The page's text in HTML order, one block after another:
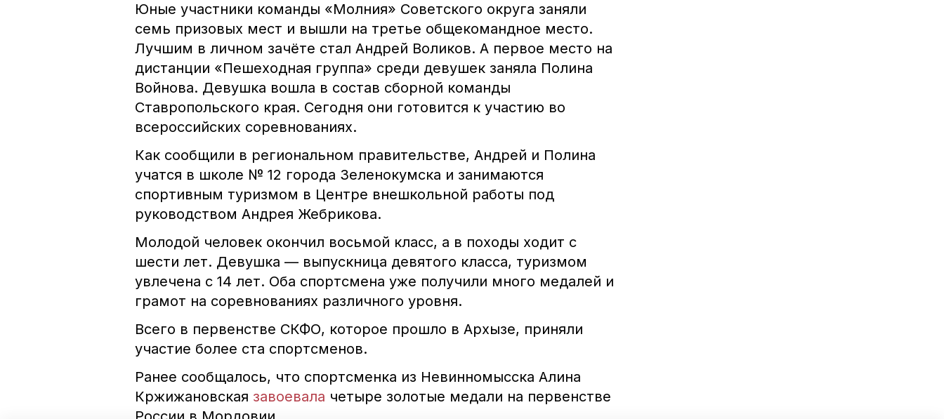
Юные участники команды «Молния» Советского округа заняли
семь призовых мест и вышли на третье общекомандное место.
Лучшим в личном зачёте стал Андрей Воликов. А первое место на
дистанции «Пешеходная группа» среди девушек заняла Полина
Войнова. Девушка вошла в состав сборной команды
Ставропольского края. Сегодня они готовится к участию во
всероссийских соревнованиях.
Как сообщили в региональном правительстве, Андрей и Полина
учатся в школе № 12 города Зеленокумска и занимаются
спортивным туризмом в Центре внешкольной работы под
руководством Андрея Жебрикова.
Молодой человек окончил восьмой класс, а в походы ходит с
шести лет. Девушка — выпускница девятого класса, туризмом
увлечена с 14 лет. Оба спортсмена уже получили много медалей и
грамот на соревнованиях различного уровня.
Всего в первенстве СКФО, которое прошло в Архызе, приняли
участие более ста спортсменов.
Ранее сообщалось, что спортсменка из Невинномысска Алина
Кржижановская завоевала четыре золотые медали на первенстве